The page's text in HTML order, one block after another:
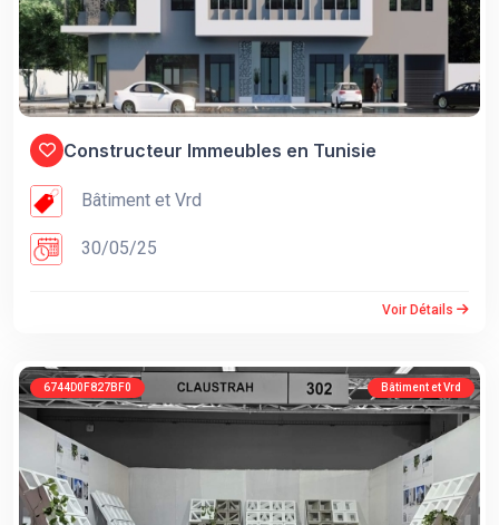
Constructeur Immeubles en Tunisie
Bâtiment et Vrd
30/05/25
Voir Détails
6744D0F827BF0 Bâtiment et Vrd